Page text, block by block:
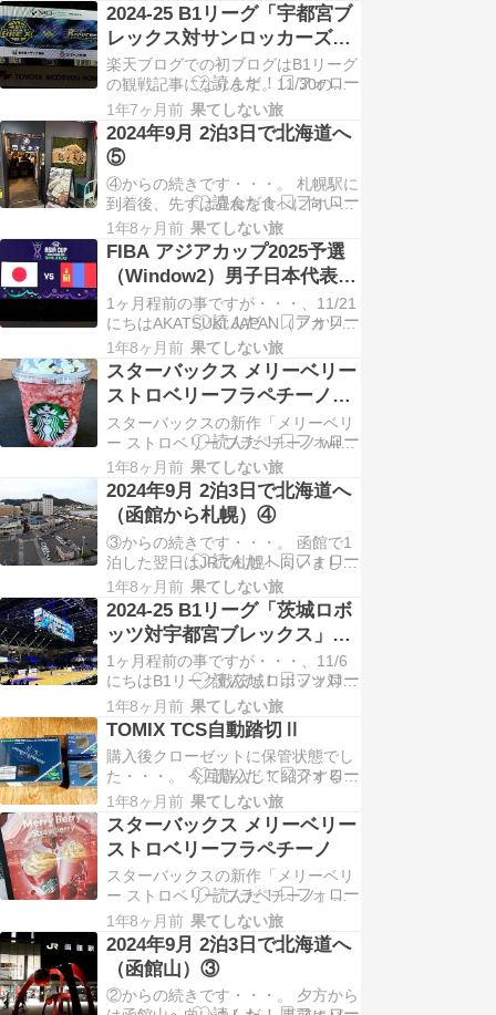
2024-25 B1リーグ「宇都宮ブ
レックス対サンロッカーズ渋
谷」戦を観戦に
楽天ブログでの初ブログはB1リーグ
の観戦記事になります。11/30の土
曜日はB1リーグ戦宇都宮ブレックス
対サンロッカーズ渋谷戦を観戦して
きました。（会場はブレックスアリ
ーナ宇都宮）（ブレックスチアリー
ダー B...
1年7ヶ月前 果てしない旅
2024年9月 2泊3日で北海道へ
⑤
④からの続きです・・・。 札幌駅に
到着後、先ずは昼食を食べに向いま
した。 昼食を食べに向った先は、タ
イトル写真にも載せた「奥芝商店 駅
前創成寺店」です。店舗前に到着す
ると既に人の列が出来ており、店内
に着席出来たのが並んでから約1時
間後でした・・・。 （ブルーベリー
ラッシーです）…
1年8ヶ月前 果てしない旅
FIBA アジアカップ2025予選
（Window2）男子日本代表対
男子モンゴル代表
1ヶ月程前の事ですが・・・、11/21
にちはAKATSUKI JAPAN（アカツキ
ジャパン）男子日本代表対男子モン
ゴル代表戦を観戦してきました。
（会場は日環アリーナ栃木） （オフ
ィシャルチアリーダーズ
「AKATSUKI VENUS」です） 初の
バスケ男子日本代表の観戦でした。
…
1年8ヶ月前 果てしない旅
スターバックス メリーベリー
ストロベリーフラペチーノ
withチョコレートチップ&ソ
ース
スターバックスの新作「メリーベリ
ー ストロベリー フラペチーノ with
チョコレートチップ&ソース」を飲
んでみました。 コク深いメリークリ
ームとストロベリーの味わいを存分
に楽しめる「メリーベリー ストロベ
リー フラペチーノ」に、チョコレー
トチップとチョコレートソースをカ
スタマ…
1年8ヶ月前 果てしない旅
2024年9月 2泊3日で北海道へ
（函館から札幌）④
③からの続きです・・・。 函館で1
泊した翌日はJRで札幌へ向いまし
た。 （早朝の函館朝市をホテル客室
から） 函館朝市で朝食を摂り、ホテ
ルをチェックアウト後にコンビニで
飲み物などを購入して函館駅７:37
発の「北斗3号 札幌行き」に乗車し
ました。 （JRイン函館のフロント
に有るBO…
1年8ヶ月前 果てしない旅
2024-25 B1リーグ「茨城ロボ
ッツ対宇都宮ブレックス」戦
を観戦に
1ヶ月程前の事ですが・・・、11/6
にちはB1リーグ戦茨城ロボッツ対宇
都宮ブレックス戦を観戦してきまし
た。 （会場はアダストリアみとアリ
ーナ） （ロボッツダンスチーム
「RDT」です） 今シーズン初の
AWAY（アウェー）観戦でした。当
日の観戦席は1階指定席Pで、前売り
WEB割購入…
1年8ヶ月前 果てしない旅
TOMIX TCS自動踏切Ⅱ
購入後クローゼットに保管状態でし
た・・・。 今回購入して紹介するの
は品番＜5569＞品名＜TCS自動踏切
Ⅱ＞と品番＜5559＞品名＜TCSセン
サーレールS70(F)(2本セット)＞に
なります。 先ずは「TCS自動踏切
Ⅱ」になります。 警報音、4本の警
報機の点滅、4本の遮断機の左…
1年8ヶ月前 果てしない旅
スターバックス メリーベリー
ストロベリーフラペチーノ
スターバックスの新作「メリーベリ
ー ストロベリー フラペチーノ」を
飲んでみました。 ホリデー気分を盛
り上げてくれる、真っ赤な見た目で
ストロベリーを存分に楽しめるフラ
ペチーノです。ストロベリーソース
をブレンドし、カップの底にストロ
1年8ヶ月前 果てしない旅
2024年9月 2泊3日で北海道へ
（函館山）③
②からの続きです・・・。 夕方から